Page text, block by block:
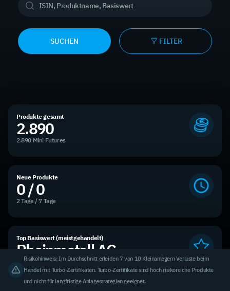
SUCHEN FILTER
Produkte gesamt
2.890
2.890 Mini Futures
Neue Produkte
0 / 0
2 Tage / 7 Tage
Top Basiswert (meistgehandelt)
Rheinmetall AG
3,31 % des Handelsvolumens
Risikohinweis: Im Durchschnitt erleiden 7 von 10 Kleinanlegern Verluste beim
Handel mit Turbo-Zertifikaten. Turbo-Zertifikate sind hoch risikoreiche Produkte
und nicht für langfristige Anlagestrategien geeignet.